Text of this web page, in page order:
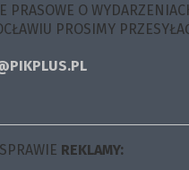
PRASOWE O
PROSIMY
REKLAMY: